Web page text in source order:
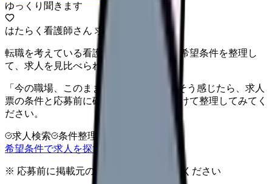
ゆっくり聞きます
はたらく看護師さん 求人
転職を考えている看護師さんへ。まずは希望条件を整理し
て、求人を見比べられます。
「今の職場、このままでいいのかな...」そう感じたら、求人
票の条件と応募前に確認したい不安を分けて整理してみてく
ださい。
求人検索 条件整理
希望条件で求人を探す
※ 応募前に掲載元の最新情報を確認してください